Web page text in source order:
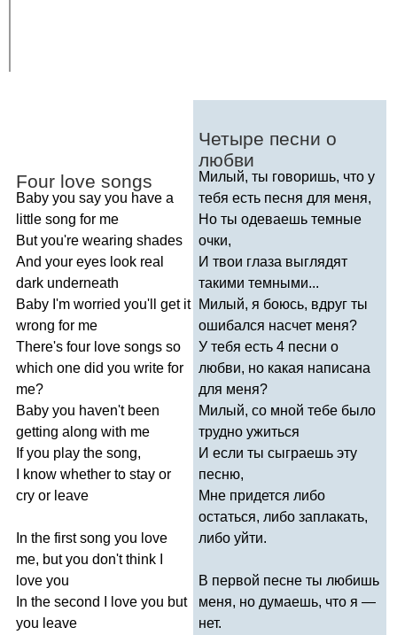
Four love songs
Baby you say you have a
little song for me
But you're wearing shades
And your eyes look real
dark underneath
Baby I'm worried you'll get it
wrong for me
There's four love songs so
which one did you write for
me?
Baby you haven't been
getting along with me
If you play the song,
know whether to stay or
cry or leave
In the first song you love
me, but you don't think
love you
In the second love you but
you leave
Четыре песни о
любви
Милый, ты говоришь, что у
тебя есть песня для меня,
Но ты одеваешь темные
очки,
И твои глаза выглядят
такими темными...
Милый, я боюсь, вдруг ты
ошибался насчет меня?
У тебя есть 4 песни о
любви, но какая написана
для меня?
Милый, со мной тебе было
трудно ужиться
И если ты сыграешь эту
песню,
Мне придется либо
остаться, либо заплакать,
либо уйти.
В первой песне ты любишь
меня, но думаешь, что я —
нет.